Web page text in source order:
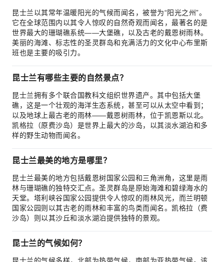
昆士兰以其常年温暖阳光的气候而闻名，被誉为“阳光之州”。
它在全球范围内以其令人惊叹的自然奇观而闻名，最著名的是
世界最大的珊瑚礁系统——大堡礁，以及古老的戴恩树雨林。
美丽的海滩、标志性的圣灵群岛和充满活力的文化中心布里斯
班也是主要的吸引力。
昆士兰有哪些主要的自然景点？
昆士兰拥有多个联合国教科文组织世界遗产。其中包括大堡
礁，这是一个壮观的海洋生态系统，甚至可以从太空中看到；
以及地球上最古老的雨林——戴恩树雨林，位于凯恩斯以北。
凯格拉（原费沙岛）是世界上最大的沙岛，以其淡水湖泊和多
样的野生动物而闻名。
昆士兰最美的地方是哪里？
昆士兰最美的地方包括戴恩树国家公园和三角洲角，这里是雨
林与珊瑚礁的独特交汇点。圣灵群岛是原始海滩和碧绿海水的
天堂。塔利峡谷国家公园提供令人惊叹的雨林风光，而兰明顿
国家公园则以其古老的雨林和丰富的鸟类而闻名。凯格拉（费
沙岛）则以其沙丘和淡水湖泊提供独特的景观。
昆士兰的气候如何？